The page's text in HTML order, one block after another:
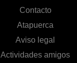
Contacto
Atapuerca
Aviso legal
Actividades amigos